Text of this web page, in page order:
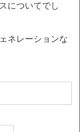
についてでし
ネレーションな